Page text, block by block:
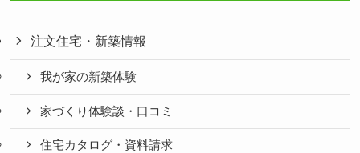
注文住宅・新築情報
我が家の新築体験
家づくり体験談・口コミ
住宅カタログ・資料請求